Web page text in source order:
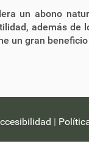
un abono
además de
un gran
|